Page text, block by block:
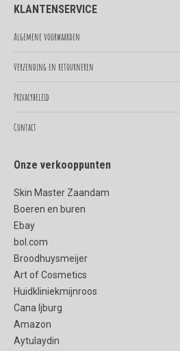
opens
in
window
opens
in
window
KLANTENSERVICE
Algemene voorwaarden
Verzending en retourneren
Privacybeleid
Contact
Onze verkooppunten
Skin Master Zaandam
Boeren en buren
Ebay
bol.com
Broodhuysmeijer
Art of Cosmetics
Huidkliniekmijnroos
Cana Ijburg
Amazon
Aytulaydin